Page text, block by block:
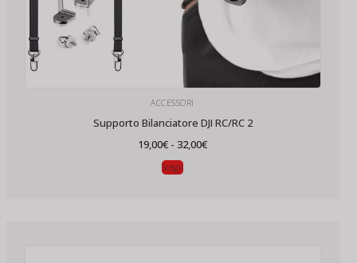
ACCESSORI
Supporto Bilanciatore DJI RC/RC 2
19,00€ - 32,00€Fascia
Scegli